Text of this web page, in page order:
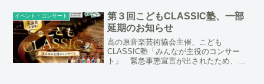
か、小柴恵子は実は幼馴染みで幼少期一
緒にヴァイオリンの勉...
イベント・コンサート
第３回こどもCLASSIC塾、一部
延期のお知らせ
高の原音楽芸術協会主催、こども
CLASSIC塾「みんなが主役のコンサー
ト」 緊急事態宣言が出されたため、